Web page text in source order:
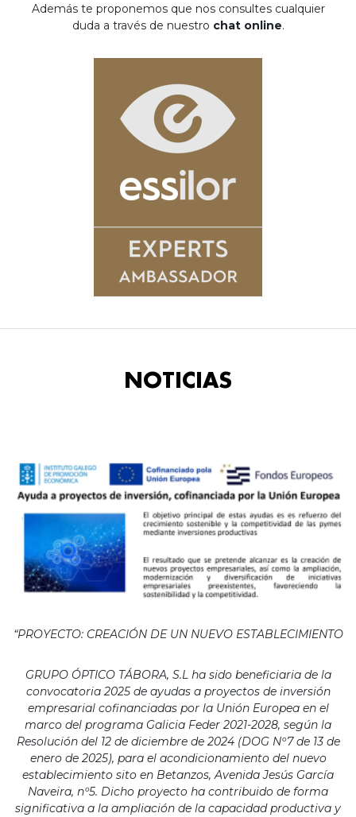
Además te proponemos que nos consultes cualquier
duda a través de nuestro chat online.
NOTICIAS
“PROYECTO: CREACIÓN DE UN NUEVO ESTABLECIMIENTO
GRUPO ÓPTICO TÁBORA, S.L ha sido beneficiaria de la
convocatoria 2025 de ayudas a proyectos de inversión
empresarial cofinanciadas por la Unión Europea en el
marco del programa Galicia Feder 2021-2028, según la
Resolución del 12 de diciembre de 2024 (DOG Nº7 de 13 de
enero de 2025), para el acondicionamiento del nuevo
establecimiento sito en Betanzos, Avenida Jesús García
Naveira, nº5. Dicho proyecto ha contribuido de forma
significativa a la ampliación de la capacidad productiva y